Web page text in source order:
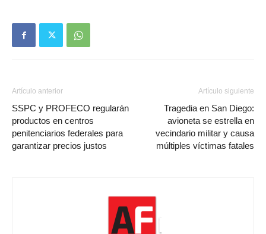
Artículo anterior
SSPC y PROFECO regularán
productos en centros
penitenciarios federales para
garantizar precios justos
Artículo siguiente
Tragedia en San Diego:
avioneta se estrella en
vecindario militar y causa
múltiples víctimas fatales